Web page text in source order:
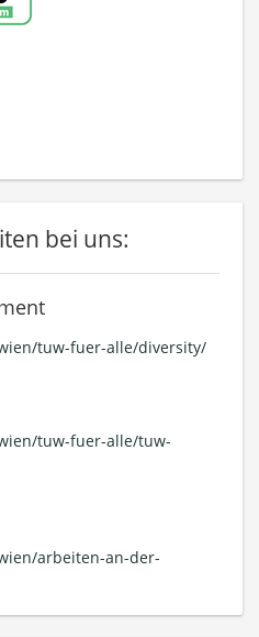
bei uns:
tuw-fuer-alle/diversity/
tuw-fuer-alle/tuw-
arbeiten-an-der-